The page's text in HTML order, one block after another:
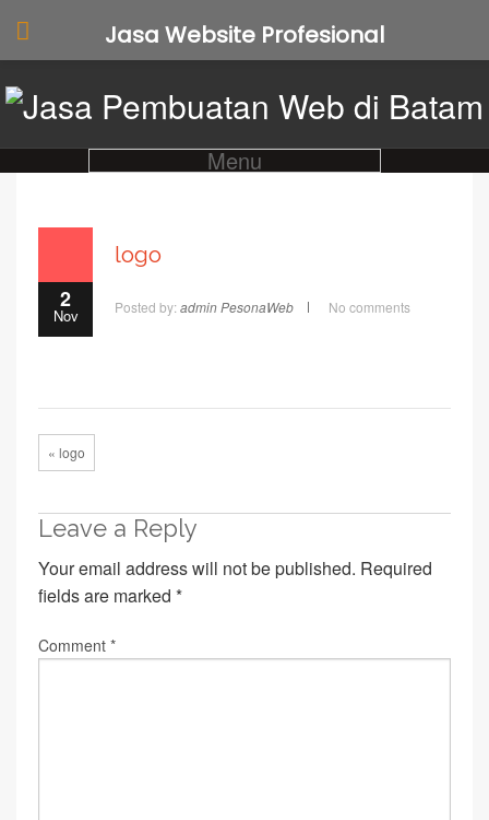
Menu
2
Nov
logo
Posted by: admin PesonaWeb No comments
« logo
Leave a Reply
Your email address will not be published. Required
fields are marked *
Comment *
Jasa Website Profesional